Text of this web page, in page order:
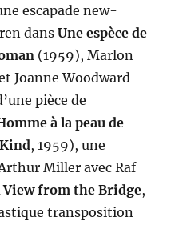
escapade new-
dansUne espèce de
(1959), Marlon
Joanne Woodward
pièce de
à la peau de
, 1959), une
Miller avec Raf
View from the Bridge,
transposition